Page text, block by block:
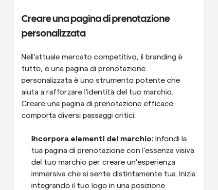
Creare una pagina di prenotazione
personalizzata
Nell'attuale mercato competitivo, il branding è
tutto, e una pagina di prenotazione
personalizzata è uno strumento potente che
aiuta a rafforzare l'identità del tuo marchio.
Creare una pagina di prenotazione efficace
comporta diversi passaggi critici:
Incorpora elementi del marchio: Infondi la
tua pagina di prenotazione con l'essenza visiva
del tuo marchio per creare un'esperienza
immersiva che si sente distintamente tua. Inizia
integrando il tuo logo in una posizione